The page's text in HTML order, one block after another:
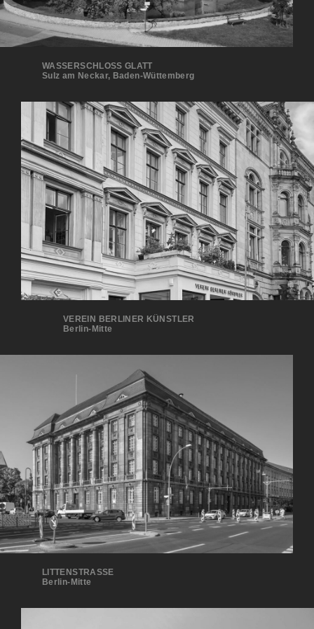
WASSERSCHLOSS GLATT
Sulz am Neckar, Baden-Wüttemberg
VEREIN BERLINER KÜNSTLER
Berlin-Mitte
LITTENSTRASSE
Berlin-Mitte